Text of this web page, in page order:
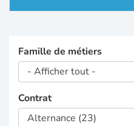
Famille de métiers
- Afficher tout -
Contrat
Alternance (23)